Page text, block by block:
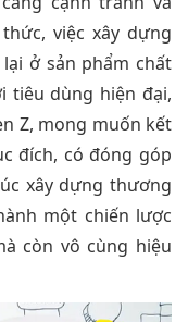
việc xây dựng
ở sản phẩm chất
tiêu dùng hiện đại,
Z, mong muốn kết
đích, có đóng góp
xây dựng thương
một chiến lược
còn vô cùng hiệu